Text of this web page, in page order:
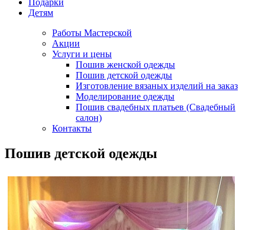
Детям
Работы Мастерской
Акции
Услуги и цены
Пошив женской одежды
Пошив детской одежды
Изготовление вязаных изделий на заказ
Моделирование одежды
Пошив свадебных платьев (Свадебный
салон)
Контакты
Пошив детской одежды